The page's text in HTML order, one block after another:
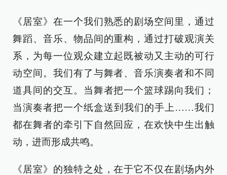
《居室》在一个我们熟悉的剧场空间里，通过
舞蹈、音乐、物品间的重构，通过打破观演关
系，为每一位观众建立起既被动又主动的可行
动空间。我们有了与舞者、音乐演奏者和不同
道具间的交互。当舞者把一个篮球踢向我们；
当演奏者把一个纸盒送到我们的手上……我们
都在舞者的牵引下自然回应，在欢快中生出触
动，进而形成共鸣。
《居室》的独特之处，在于它不仅在剧场内外